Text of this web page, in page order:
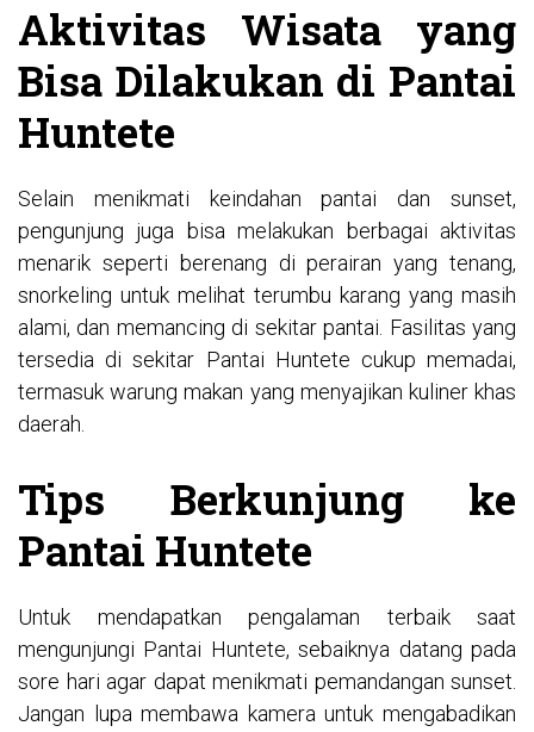
Aktivitas Wisata yang
Bisa Dilakukan di Pantai
Huntete
Selain menikmati keindahan pantai dan sunset,
pengunjung juga bisa melakukan berbagai aktivitas
menarik seperti berenang di perairan yang tenang,
snorkeling untuk melihat terumbu karang yang masih
alami, dan memancing di sekitar pantai. Fasilitas yang
tersedia di sekitar Pantai Huntete cukup memadai,
termasuk warung makan yang menyajikan kuliner khas
daerah.
Tips Berkunjung ke
Pantai Huntete
Untuk mendapatkan pengalaman terbaik saat
mengunjungi Pantai Huntete, sebaiknya datang pada
sore hari agar dapat menikmati pemandangan sunset.
Jangan lupa membawa kamera untuk mengabadikan